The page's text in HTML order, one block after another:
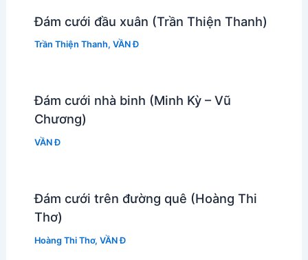
Đám cưới đầu xuân (Trần Thiện Thanh)
Trần Thiện Thanh, VẦN Đ
Đám cưới nhà binh (Minh Kỳ – Vũ
Chương)
VẦN Đ
Đám cưới trên đường quê (Hoàng Thi
Thơ)
Hoàng Thi Thơ, VẦN Đ